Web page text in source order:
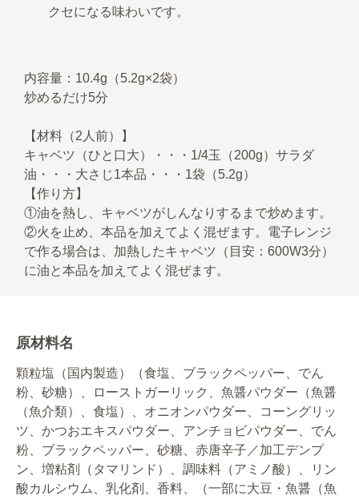
クセになる味わいです。
内容量：10.4g（5.2g×2袋）
炒めるだけ5分
【材料（2人前）】
キャベツ（ひと口大）・・・1/4玉（200g）サラダ
油・・・大さじ1本品・・・1袋（5.2g）
【作り方】
①油を熱し、キャベツがしんなりするまで炒めます。
②火を止め、本品を加えてよく混ぜます。電子レンジ
で作る場合は、加熱したキャベツ（目安：600W3分）
に油と本品を加えてよく混ぜます。
原材料名
顆粒塩（国内製造）（食塩、ブラックペッパー、でん
粉、砂糖）、ローストガーリック、魚醤パウダー（魚醤
（魚介類）、食塩）、オニオンパウダー、コーングリッ
ツ、かつおエキスパウダー、アンチョビパウダー、でん
粉、ブラックペッパー、砂糖、赤唐辛子／加工デンプ
ン、増粘剤（タマリンド）、調味料（アミノ酸）、リン
酸カルシウム、乳化剤、香料、（一部に大豆・魚醤（魚